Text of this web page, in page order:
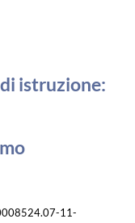
istruzione:
11-